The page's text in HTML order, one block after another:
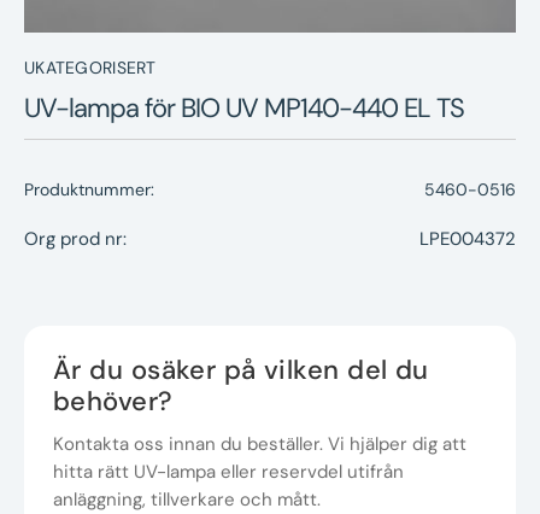
UKATEGORISERT
UV-lampa för BIO UV MP140-440 EL TS
Produktnummer: 5460-0516
Org prod nr: LPE004372
Är du osäker på vilken del du
behöver?
Kontakta oss innan du beställer. Vi hjälper dig att
hitta rätt UV-lampa eller reservdel utifrån
anläggning, tillverkare och mått.